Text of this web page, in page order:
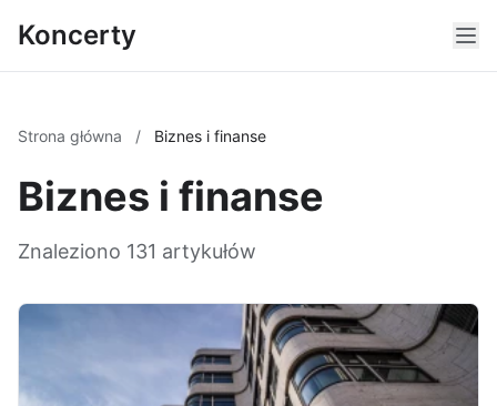
Koncerty
Strona główna / Biznes i finanse
Biznes i finanse
Znaleziono 131 artykułów